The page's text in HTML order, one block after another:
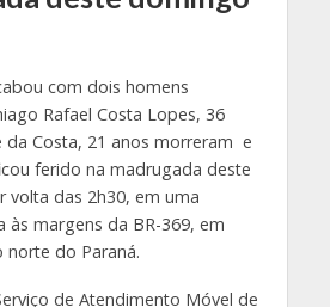
com dois homens
Rafael Costa Lopes, 36
da Costa, 21 anos morreram e
ferido na madrugada deste
volta das 2h30, em uma
às margens da BR-369, em
norte do Paraná.
de Atendimento Móvel de